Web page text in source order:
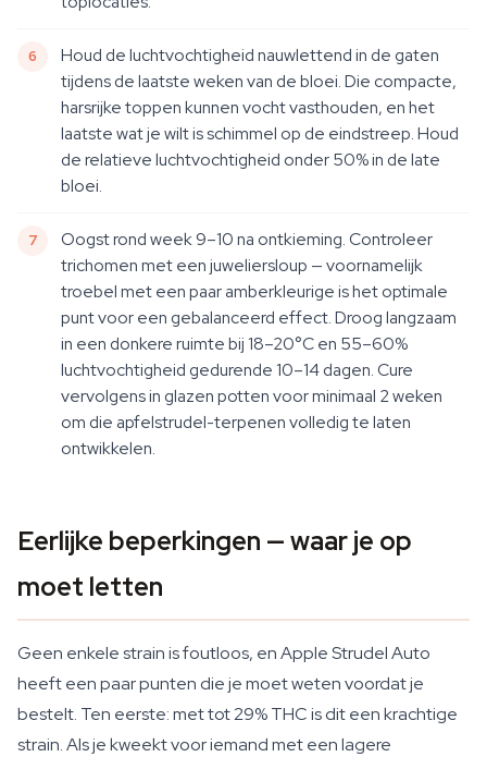
Houd de luchtvochtigheid nauwlettend in de gaten
tijdens de laatste weken van de bloei. Die compacte,
harsrijke toppen kunnen vocht vasthouden, en het
laatste wat je wilt is schimmel op de eindstreep. Houd
de relatieve luchtvochtigheid onder 50% in de late
bloei.
Oogst rond week 9–10 na ontkieming. Controleer
trichomen met een juweliersloup — voornamelijk
troebel met een paar amberkleurige is het optimale
punt voor een gebalanceerd effect. Droog langzaam
in een donkere ruimte bij 18–20°C en 55–60%
luchtvochtigheid gedurende 10–14 dagen. Cure
vervolgens in glazen potten voor minimaal 2 weken
om die apfelstrudel-terpenen volledig te laten
ontwikkelen.
Eerlijke beperkingen — waar je op
moet letten
Geen enkele strain is foutloos, en Apple Strudel Auto
heeft een paar punten die je moet weten voordat je
bestelt. Ten eerste: met tot 29% THC is dit een krachtige
strain. Als je kweekt voor iemand met een lagere